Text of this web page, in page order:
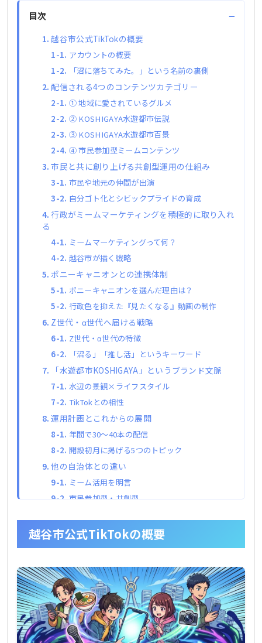
目次 −
越谷市公式TikTokの概要
アカウントの概要
「沼に落ちてみた。」という名前の裏側
配信される4つのコンテンツカテゴリー
① 地域に愛されているグルメ
② KOSHIGAYA水遊都市伝説
③ KOSHIGAYA水遊都市百景
④ 市民参加型ミームコンテンツ
市民と共に創り上げる共創型運用の仕組み
市民や地元の仲間が出演
自分ゴト化とシビックプライドの育成
行政がミームマーケティングを積極的に取り入れ
る
ミームマーケティングって何？
越谷市が描く戦略
ポニーキャニオンとの連携体制
ポニーキャニオンを選んだ理由は？
行政色を抑えた『見たくなる』動画の制作
Z世代・α世代へ届ける戦略
Z世代・α世代の特徴
「沼る」「推し活」というキーワード
「水遊都市KOSHIGAYA」というブランド文脈
水辺の景観×ライフスタイル
TikTokとの相性
運用計画とこれからの展開
年間で30〜40本の配信
開設初月に掲げる5つのトピック
他の自治体との違い
ミーム活用を明言
市民参加型・共創型
ネットでの反応と期待の声
まとめ
越谷市公式TikTokの概要